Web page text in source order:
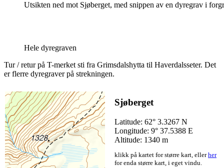
Utsikten ned mot Sjøberget, med snippen av en dyregrav i
Hele dyregraven
Tur / retur på T-merket sti fra Grimsdalshytta til Haverdalsseter. Det
er flerre dyregraver på strekningen.
Sjøberget
Latitude: 62° 3.3267 N
Longitude: 9° 37.5388 E
Altitude: 1340 m
klikk på kartet for større kart, ellerher
for enda større kart, i eget vindu.